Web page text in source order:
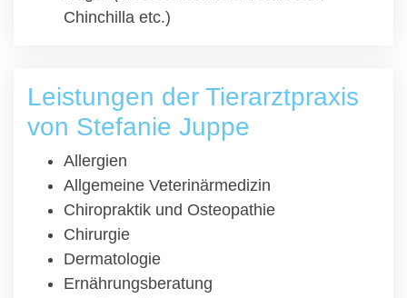
Chinchilla etc.)
Leistungen der Tierarztpraxis
von Stefanie Juppe
Allergien
Allgemeine Veterinärmedizin
Chiropraktik und Osteopathie
Chirurgie
Dermatologie
Ernährungsberatung